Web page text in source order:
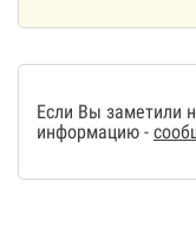
Если Вы заметили
информацию -